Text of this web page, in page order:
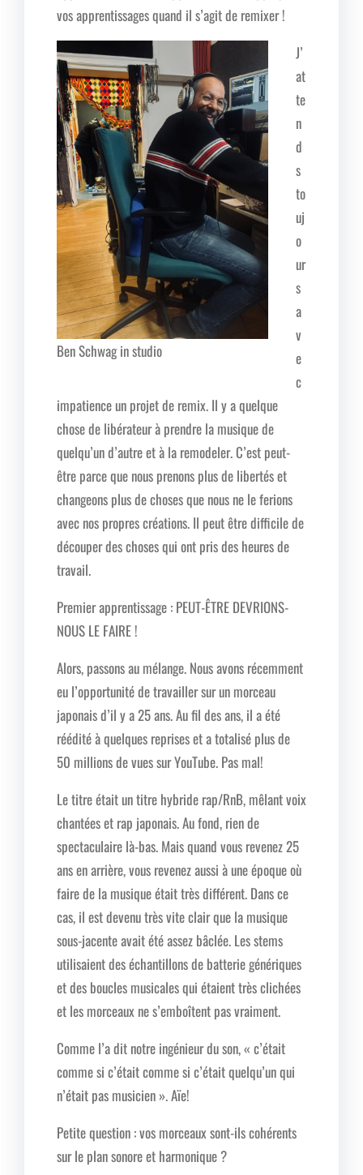
vos apprentissages quand il s’agit de remixer !
Ben Schwag in studio
J’
at
te
n
d
s
to
uj
o
ur
s
a
v
e
c
impatience un projet de remix. Il y a quelque
chose de libérateur à prendre la musique de
quelqu’un d’autre et à la remodeler. C’est peut-
être parce que nous prenons plus de libertés et
changeons plus de choses que nous ne le ferions
avec nos propres créations. Il peut être difficile de
découper des choses qui ont pris des heures de
travail.
Premier apprentissage : PEUT-ÊTRE DEVRIONS-
NOUS LE FAIRE !
Alors, passons au mélange. Nous avons récemment
eu l’opportunité de travailler sur un morceau
japonais d’il y a 25 ans. Au fil des ans, il a été
réédité à quelques reprises et a totalisé plus de
50 millions de vues sur YouTube. Pas mal!
Le titre était un titre hybride rap/RnB, mêlant voix
chantées et rap japonais. Au fond, rien de
spectaculaire là-bas. Mais quand vous revenez 25
ans en arrière, vous revenez aussi à une époque où
faire de la musique était très différent. Dans ce
cas, il est devenu très vite clair que la musique
sous-jacente avait été assez bâclée. Les stems
utilisaient des échantillons de batterie génériques
et des boucles musicales qui étaient très clichées
et les morceaux ne s’emboîtent pas vraiment.
Comme l’a dit notre ingénieur du son, « c’était
comme si c’était comme si c’était quelqu’un qui
n’était pas musicien ». Aïe!
Petite question : vos morceaux sont-ils cohérents
sur le plan sonore et harmonique ?